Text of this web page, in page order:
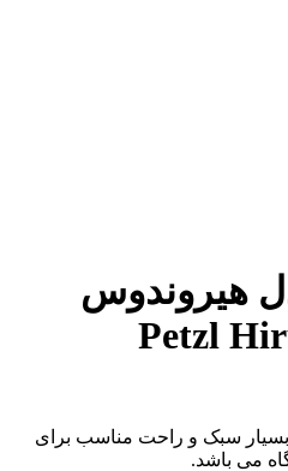
هیروندوس
Petzl
سبک و راحت مناسب برای
می باشد.